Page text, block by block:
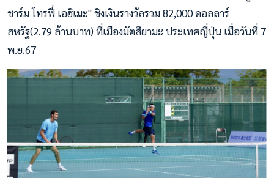
ชาร์ม โทรฟี่ เอฮิเมะ" ชิงเงินรางวัลรวม 82,000 ดอลลาร์
สหรัฐ(2.79 ล้านบาท) ที่เมืองมัตสึยามะ ประเทศญี่ปุ่น เมื่อวันที่ 7
พ.ย.67